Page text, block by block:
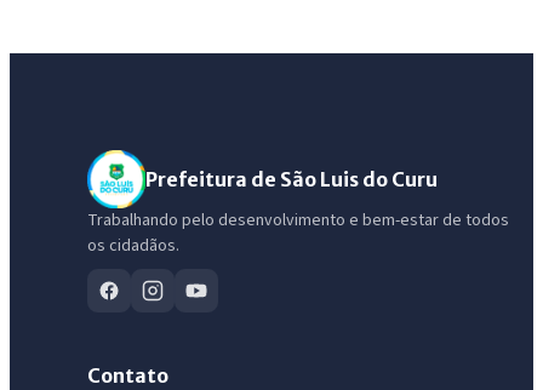
Prefeitura de São Luis do Curu
Trabalhando pelo desenvolvimento e bem-estar de todos
os cidadãos.
Contato